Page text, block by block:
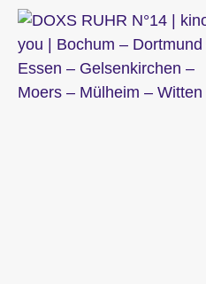
Zum
Inhalt
springen